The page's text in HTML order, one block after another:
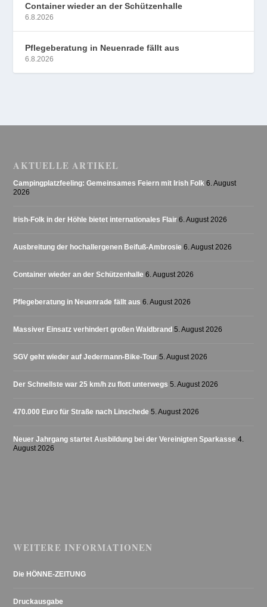
Container wieder an der Schützenhalle
6.8.2026
Pflegeberatung in Neuenrade fällt aus
6.8.2026
AKTUELLE ARTIKEL
Campingplatzfeeling: Gemeinsames Feiern mit Irish Folk 6. August
2026
Irish-Folk in der Höhle bietet internationales Flair 6. August 2026
Ausbreitung der hochallergenen Beifuß-Ambrosie 6. August 2026
Container wieder an der Schützenhalle 6. August 2026
Pflegeberatung in Neuenrade fällt aus 6. August 2026
Massiver Einsatz verhindert großen Waldbrand 5. August 2026
SGV geht wieder auf Jedermann-Bike-Tour 5. August 2026
Der Schnellste war 25 km/h zu flott unterwegs 5. August 2026
470.000 Euro für Straße nach Linschede 5. August 2026
Neuer Jahrgang startet Ausbildung bei der Vereinigten Sparkasse 4.
August 2026
WEITERE INFORMATIONEN
Die HÖNNE-ZEITUNG
Druckausgabe